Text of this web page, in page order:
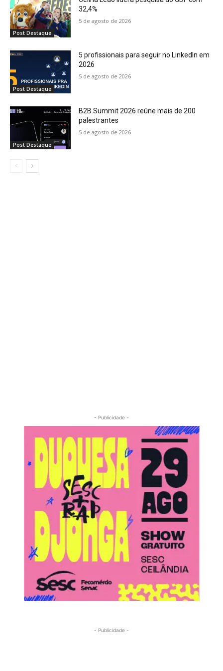
Post Destaque
32,4%
5 de agosto de 2026
Post Destaque
5 profissionais para seguir no LinkedIn em
2026
5 de agosto de 2026
Post Destaque
B2B Summit 2026 reúne mais de 200
palestrantes
5 de agosto de 2026
- Publicidade -
- Publicidade -